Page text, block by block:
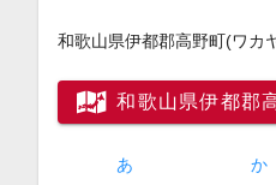
和歌山県伊都郡高野町(ワカ
和歌山県伊都郡
あ か